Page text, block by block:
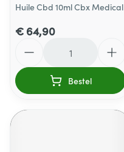
Huile Cbd 10ml Cbx Medical
€ 64,90
Bestel